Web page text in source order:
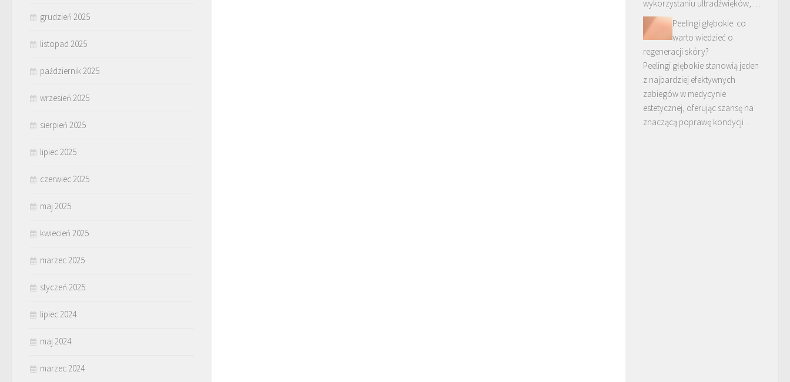
grudzień 2025
listopad 2025
październik 2025
wrzesień 2025
sierpień 2025
lipiec 2025
czerwiec 2025
maj 2025
kwiecień 2025
marzec 2025
styczeń 2025
lipiec 2024
maj 2024
marzec 2024
wykorzystaniu ultradźwięków, …
Peelingi głębokie: co
warto wiedzieć o
regeneracji skóry?
Peelingi głębokie stanowią jeden
z najbardziej efektywnych
zabiegów w medycynie
estetycznej, oferując szansę na
znaczącą poprawę kondycji …